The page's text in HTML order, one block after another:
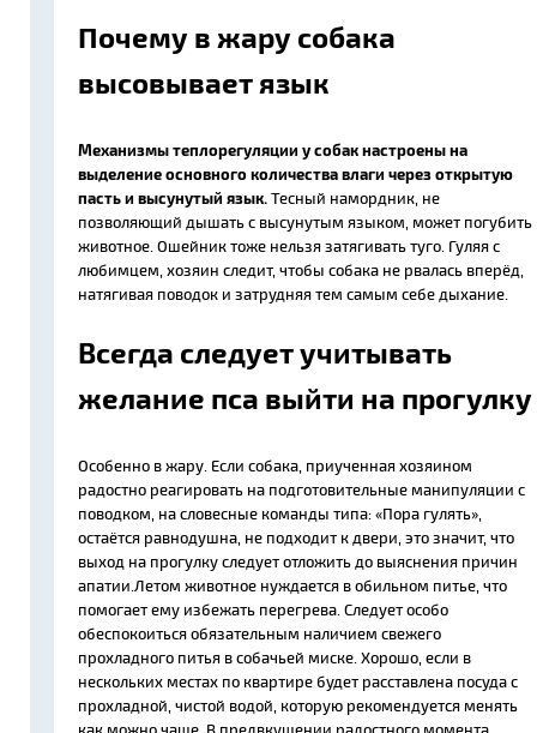
Почему в жару собака
высовывает язык
Механизмы теплорегуляции у собак настроены на
выделение основного количества влаги через открытую
пасть и высунутый язык. Тесный намордник, не
позволяющий дышать с высунутым языком, может погубить
животное. Ошейник тоже нельзя затягивать туго. Гуляя с
любимцем, хозяин следит, чтобы собака не рвалась вперёд,
натягивая поводок и затрудняя тем самым себе дыхание.
Всегда следует учитывать
желание пса выйти на прогулку
Особенно в жару. Если собака, приученная хозяином
радостно реагировать на подготовительные манипуляции с
поводком, на словесные команды типа: «Пора гулять»,
остаётся равнодушна, не подходит к двери, это значит, что
выход на прогулку следует отложить до выяснения причин
апатии.Летом животное нуждается в обильном питье, что
помогает ему избежать перегрева. Следует особо
обеспокоиться обязательным наличием свежего
прохладного питья в собачьей миске. Хорошо, если в
нескольких местах по квартире будет расставлена посуда с
прохладной, чистой водой, которую рекомендуется менять